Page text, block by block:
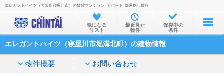
お部屋を探す
沿線・駅から
住所から
家賃相場から
エレガントハイツ（大阪府寝屋川市）の賃貸マンション･アパート･部屋探し情報
気になる
リスト
最近見た
物件
保存中の
条件
エレガントハイツ（寝屋川市堀溝北町）の建物情報
物件概要 お問い合わせ